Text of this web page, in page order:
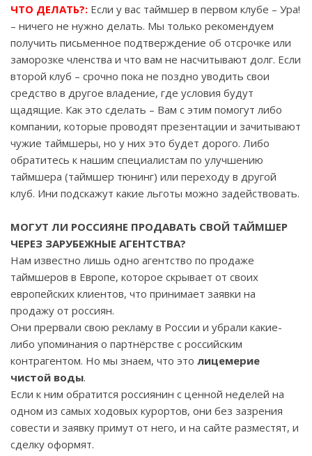
ЧТО ДЕЛАТЬ?: Если у вас таймшер в первом клубе – Ура!
– ничего не нужно делать. Мы только рекомендуем
получить письменное подтверждение об отсрочке или
заморозке членства и что вам не насчитывают долг. Если
второй клуб – срочно пока не поздно уводить свои
средство в другое владение, где условия будут
щадящие. Как это сделать – Вам с этим помогут либо
компании, которые проводят презентации и зачитывают
чужие таймшеры, но у них это будет дорого. Либо
обратитесь к нашим специалистам по улучшению
таймшера (таймшер тюнинг) или переходу в другой
клуб. Ини подскажут какие льготы можно задействовать.
МОГУТ ЛИ РОССИЯНЕ ПРОДАВАТЬ СВОЙ ТАЙМШЕР
ЧЕРЕЗ ЗАРУБЕЖНЫЕ АГЕНТСТВА?
Нам известно лишь одно агентство по продаже
таймшеров в Европе, которое скрывает от своих
европейских клиентов, что принимает заявки на
продажу от россиян.
Они прервали свою рекламу в России и убрали какие-
либо упоминания о партнёрстве с российским
контрагентом. Но мы знаем, что это лицемерие
чистой воды.
Если к ним обратится россиянин с ценной неделей на
одном из самых ходовых курортов, они без зазрения
совести и заявку примут от него, и на сайте разместят, и
сделку оформят.